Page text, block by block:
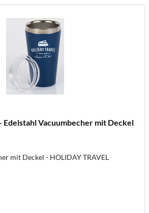
Edelstahl Vacuumbecher mit Deckel
mit Deckel - HOLIDAY TRAVEL